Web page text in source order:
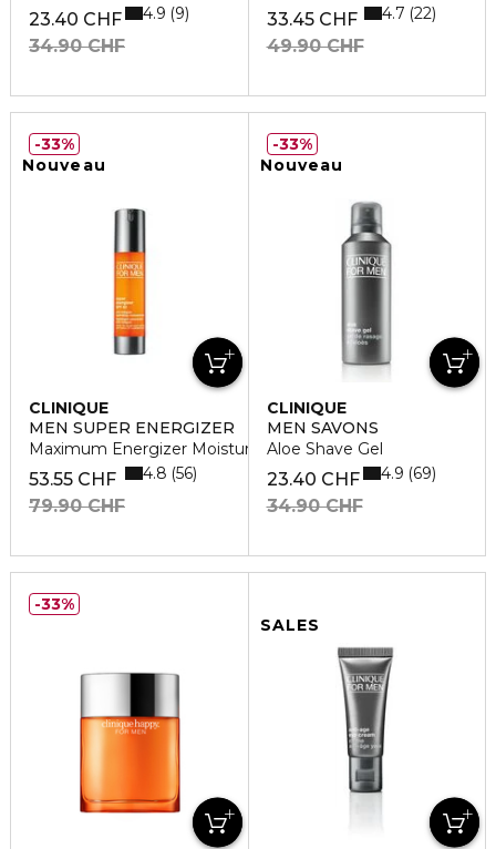
23.40 CHF
34.90 CHF
4.9 9
33.45 CHF
49.90 CHF
4.7 22
Nouveau
CLINIQUE
MEN SUPER ENERGIZER
Maximum Energizer Moisturizer SPF40
53.55 CHF
79.90 CHF
4.8 56
33%
Nouveau
CLINIQUE
MEN SAVONS
Aloe Shave Gel
23.40 CHF
34.90 CHF
4.9 69
33%
33%
SALES